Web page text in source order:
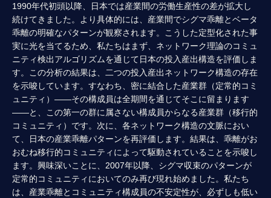
1990年代初頭以降、日本では産業間の労働生産性の差が拡大し
続けてきました。より具体的には、産業間でシグマ乖離とベータ
乖離の明確なパターンが観察されます。こうした定型化された事
実に光を当てるため、私たちはまず、ネットワーク理論のコミュ
ニティ検出アルゴリズムを通じて日本の投入産出構造を評価しま
す。この分析の結果は、二つの投入産出ネットワーク構造の存在
を示唆しています。すなわち、密に結合した産業群（定常的コミ
ュニティ）——その構成員は全期間を通じてそこに留まります
——と、この第一の群に属さない構成員からなる産業群（移行的
コミュニティ）です。次に、各ネットワーク構造の文脈におい
て、日本の産業乖離パターンを再評価します。結果は、乖離がお
おむね移行的コミュニティによって駆動されていることを示唆し
ます。興味深いことに、2007年以降、シグマ収束のパターンが
定常的コミュニティにおいてのみ再び現れ始めました。私たち
は、産業乖離とコミュニティ構成員の不安定性が、必ずしも低い